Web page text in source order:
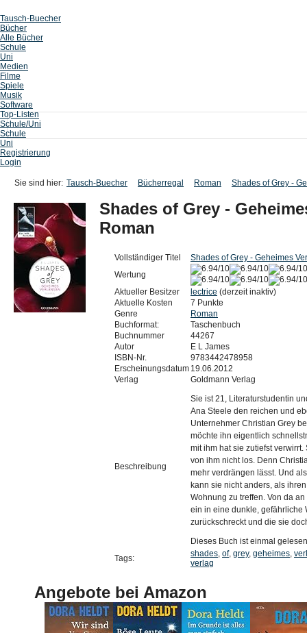
Tausch-Buecher
Bücher
Alle Bücher
Schule
Uni
Medien
Filme
Spiele
Musik
Software
Top-Listen
Schule/Uni
Schule
Uni
Registrierung
Login
Sie sind hier: Tausch-Buecher Bücherregal Roman Shades of Grey -
Shades of Grey -
Roman
Vollständiger Titel
Shades of Grey - Geheimes
Wertung
Aktueller Besitzer
lectrice (derzeit inaktiv)
Aktuelle Kosten
7 Punkte
Genre
Roman
Buchformat:
Taschenbuch
Buchnummer
44267
Autor
E L James
ISBN-Nr.
9783442478958
Erscheinungsdatum 19.06.2012
Verlag
Goldmann Verlag
Beschreibung
Sie ist 21, Literaturstudentin
Ana Steele den reichen und
Unternehmer Christian Grey
möchte ihn eigentlich
mit ihm hat sie zutiefst
von ihm nicht los. Denn
mehr verdrängen lässt. Und
kann sie nicht anders, als
Wohnung zu treffen. Von da
ein in eine dunkle, gefährliche
zurückschreckt und die sie
Dieses Buch ist einmal
Tags:
shades, of, grey, geheimes,
verlag
Angebote bei Amazon